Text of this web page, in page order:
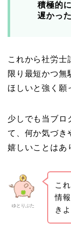
積極的
遅かった
これから社労士
限り最短かつ無
ほしいと強く願
少しでも当ブロ
て、何か気づき
嬉しいことはあ
ゆとりぶた
こ
情
き